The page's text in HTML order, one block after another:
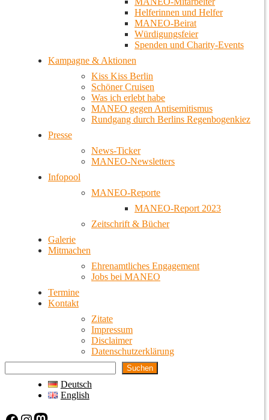
Helferinnen und Helfer
MANEO-Beirat
Würdigungsfeier
Spenden und Charity-Events
Kampagne & Aktionen
Kiss Kiss Berlin
Schöner Cruisen
Was ich erlebt habe
MANEO gegen Antisemitismus
Rundgang durch Berlins Regenbogenkiez
Presse
News-Ticker
MANEO-Newsletters
Infopool
MANEO-Reporte
MANEO-Report 2023
Zeitschrift & Bücher
Galerie
Mitmachen
Ehrenamtliches Engagement
Jobs bei MANEO
Termine
Kontakt
Zitate
Impressum
Disclaimer
Datenschutzerklärung
Suchen
Deutsch
English